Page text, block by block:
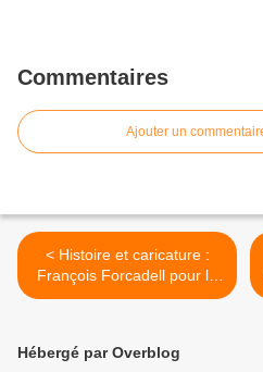
Commentaires
Ajouter un
< Histoire et caricature :
François Forcadell pour le
droit à l’oubli
Hébergé par Overblog